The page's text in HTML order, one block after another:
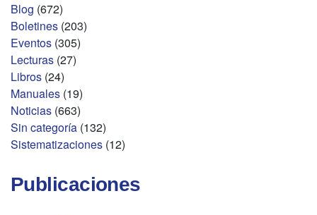
Blog (672)
Boletines (203)
Eventos (305)
Lecturas (27)
Libros (24)
Manuales (19)
Noticias (663)
Sin categoría (132)
Sistematizaciones (12)
Publicaciones